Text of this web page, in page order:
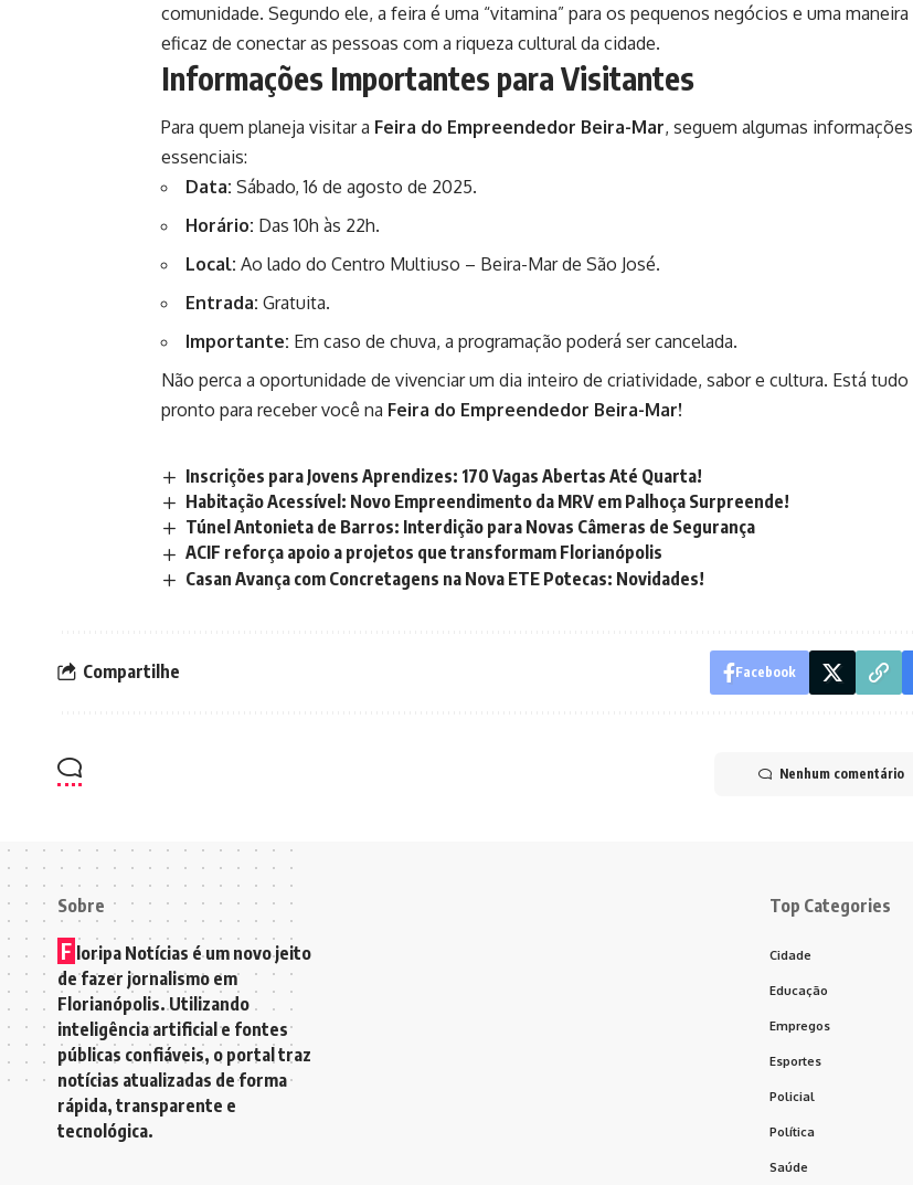
comunidade. Segundo ele, a feira é uma “vitamina” para os pequenos negócios e uma maneira
eficaz de conectar as pessoas com a riqueza cultural da cidade.
Informações Importantes para Visitantes
Para quem planeja visitar a Feira do Empreendedor Beira-Mar, seguem algumas informações
essenciais:
Data: Sábado, 16 de agosto de 2025.
Horário: Das 10h às 22h.
Local: Ao lado do Centro Multiuso – Beira-Mar de São José.
Entrada: Gratuita.
Importante: Em caso de chuva, a programação poderá ser cancelada.
Não perca a oportunidade de vivenciar um dia inteiro de criatividade, sabor e cultura. Está tudo
pronto para receber você na Feira do Empreendedor Beira-Mar!
Inscrições para Jovens Aprendizes: 170 Vagas Abertas Até Quarta!
Habitação Acessível: Novo Empreendimento da MRV em Palhoça Surpreende!
Túnel Antonieta de Barros: Interdição para Novas Câmeras de Segurança
ACIF reforça apoio a projetos que transformam Florianópolis
Casan Avança com Concretagens na Nova ETE Potecas: Novidades!
Compartilhe Facebook
Nenhum comentário
Sobre
F loripa Notícias é um novo jeito
de fazer jornalismo em
Florianópolis. Utilizando
inteligência artificial e fontes
públicas confiáveis, o portal traz
notícias atualizadas de forma
rápida, transparente e
tecnológica.
Top Categories
Cidade
Educação
Empregos
Esportes
Policial
Política
Saúde